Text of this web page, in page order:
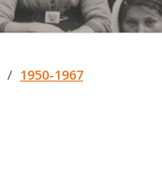
1950-1967